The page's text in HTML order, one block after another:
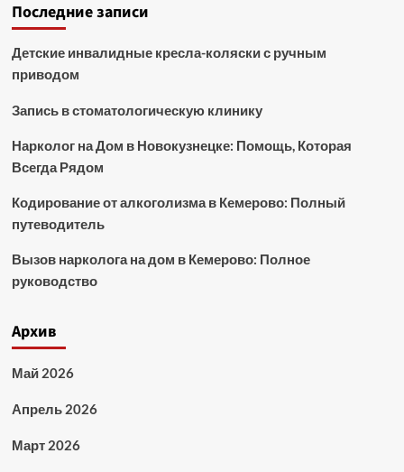
Последние записи
Детские инвалидные кресла-коляски с ручным
приводом
Запись в стоматологическую клинику
Нарколог на Дом в Новокузнецке: Помощь, Которая
Всегда Рядом
Кодирование от алкоголизма в Кемерово: Полный
путеводитель
Вызов нарколога на дом в Кемерово: Полное
руководство
Архив
Май 2026
Апрель 2026
Март 2026